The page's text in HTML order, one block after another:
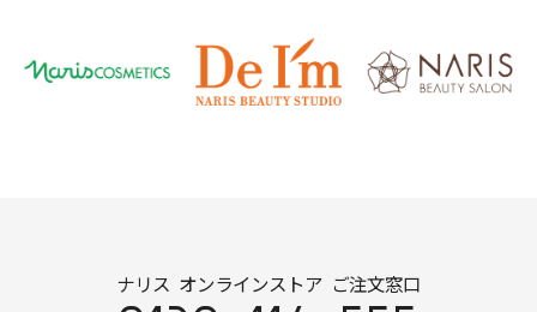
ナリス オンラインストア ご注文窓口